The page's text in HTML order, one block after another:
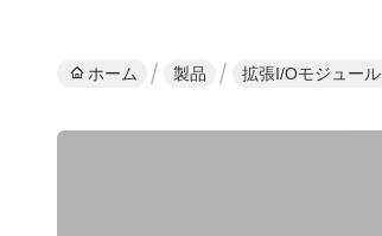
ホーム 製品 拡張I/Oモジュール